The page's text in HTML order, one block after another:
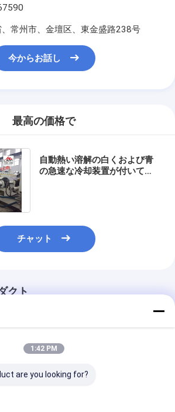
常州市、金壇区、東金盛路238号
今からお話し
最高の価格で
自動熱い溶解の白くおよび青
の急速な冷却装置が付いてい
チャット
クト
1:42 PM
are you looking for?